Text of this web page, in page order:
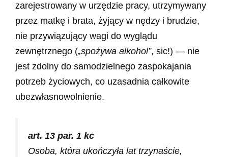
zarejestrowany w urzędzie pracy, utrzymywany
przez matkę i brata, żyjący w nędzy i brudzie,
nie przywiązujący wagi do wyglądu
zewnętrznego („spożywa alkohol”, sic!) — nie
jest zdolny do samodzielnego zaspokajania
potrzeb życiowych, co uzasadnia całkowite
ubezwłasnowolnienie.
art. 13 par. 1 kc
Osoba, która ukończyła lat trzynaście,